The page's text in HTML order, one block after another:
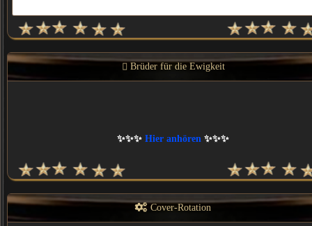
Brüder für die Ewigkeit
✨✨✨ Hier anhören ✨✨✨
Cover-Rotation